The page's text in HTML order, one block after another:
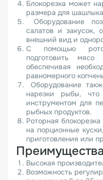
Блокорезка может
размера для шашлыка
Оборудование
салатов и закусок,
внешний вид и
С помощью
подготовить
обеспечивая
равномерного
Оборудование
нарезки рыбы, что
инструментом для
рыбных продуктов.
Роторная
на порционные
приготовления или
Преимущества
Высокая
Возможность